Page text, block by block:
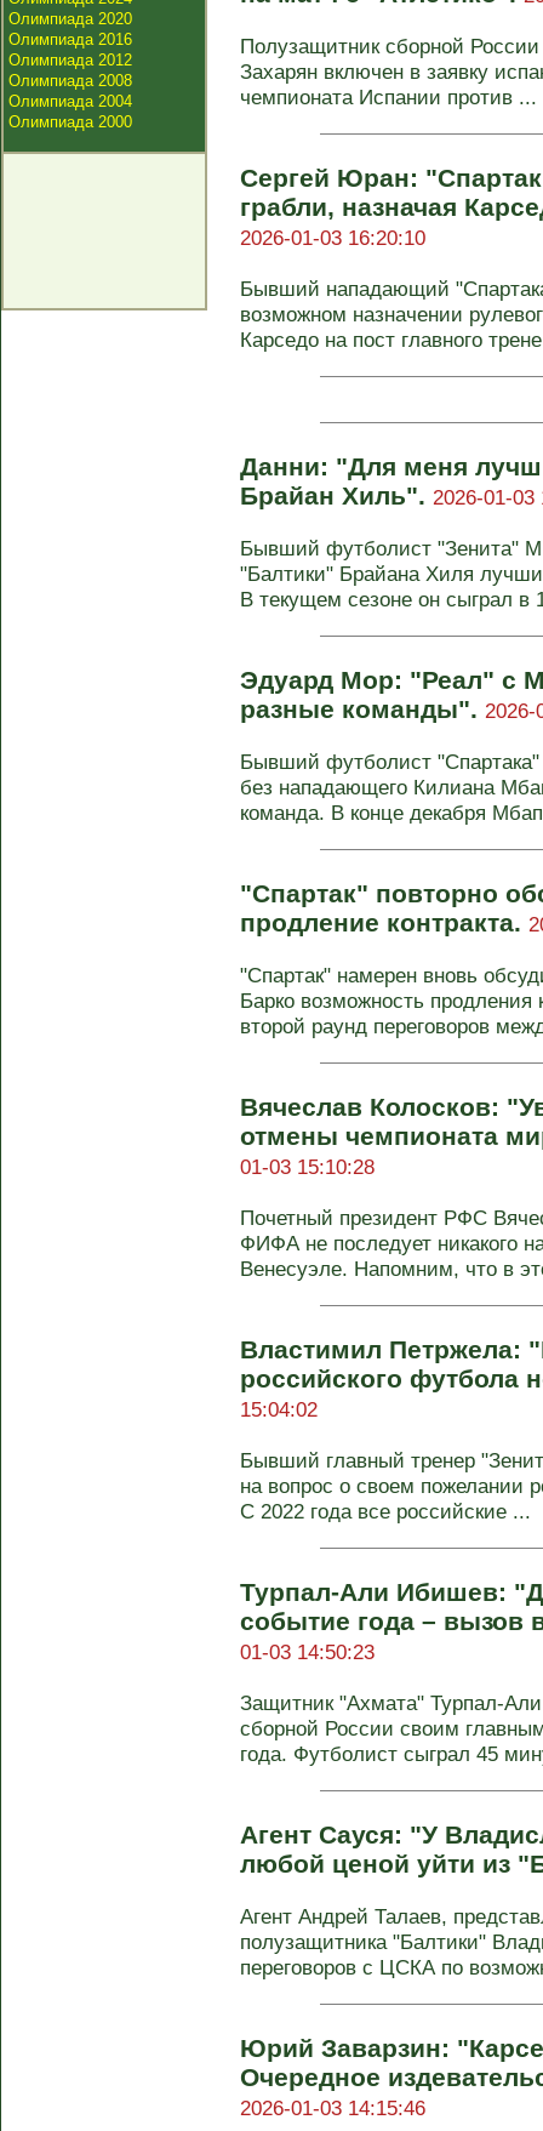
Олимпиада 2020
Олимпиада 2016
Олимпиада 2012
Олимпиада 2008
Олимпиада 2004
Олимпиада 2000
Полузащитник сборной
Захарян включен в заявку
чемпионата Испании против ...
Сергей Юран:
грабли, назначая
2026-01-03 16:20:10
Бывший нападающий
возможном назначении
Карседо на пост главного
Данни: "Для меня
Брайан Хиль". 2026-01-03
Бывший футболист "Зенита"
"Балтики" Брайана Хиля
В текущем сезоне он сыграл в
Эдуард Мор: "Реал" с
разные команды". 2026-
Бывший футболист
без нападающего Килиана
команда. В конце декабря
"Спартак" повторно
продление контракта.
"Спартак" намерен вновь
Барко возможность
второй раунд переговоров
Вячеслав Колосков:
отмены чемпионата
01-03 15:10:28
Почетный президент РФС
ФИФА не последует никакого
Венесуэле. Напомним, что в
Властимил Петржела:
российского футбола
15:04:02
Бывший главный тренер
на вопрос о своем пожелании
С 2022 года все российские ...
Турпал-Али Ибишев:
событие года – вызов
01-03 14:50:23
Защитник "Ахмата" Турпал-
сборной России своим
года. Футболист сыграл 45
Агент Сауся: "У
любой ценой уйти из
Агент Андрей Талаев,
полузащитника "Балтики"
переговоров с ЦСКА по
Юрий Заварзин:
Очередное
2026-01-03 14:15:46